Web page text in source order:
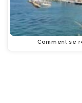
Comment se